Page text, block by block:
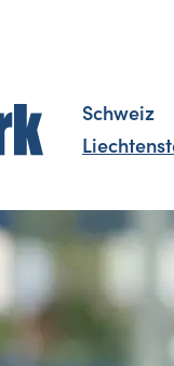
Schweiz